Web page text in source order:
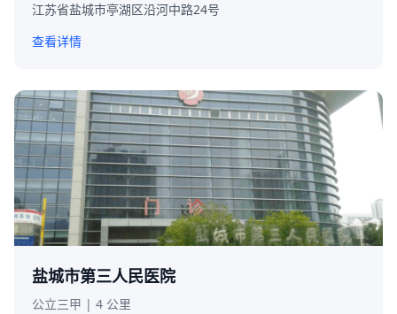
江苏省盐城市亭湖区沿河中路24号
查看详情
盐城市第三人民医院
公立三甲 | 4 公里